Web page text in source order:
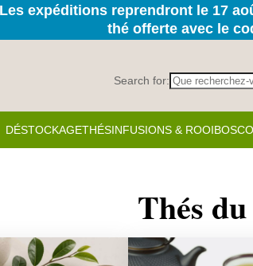
expéditions reprendront le 17
thé offerte avec le
Search for:
DÉSTOCKAGETHÉSINFUSIONS & ROOIBOS
Thés